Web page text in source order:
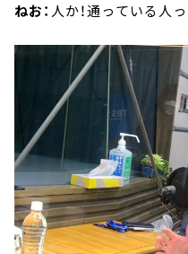
ねお： 人か！通っている人